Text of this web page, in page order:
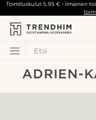
Etsi
Toimituskulut5,95 € - ilmainen
ADRIEN-